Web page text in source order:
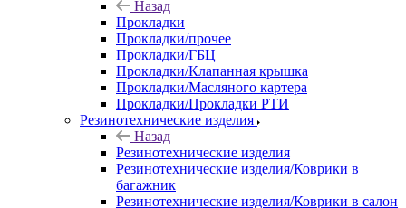
Назад
Прокладки
Прокладки/прочее
Прокладки/ГБЦ
Прокладки/Клапанная крышка
Прокладки/Масляного картера
Прокладки/Прокладки РТИ
Резинотехнические изделия
Назад
Резинотехнические изделия
Резинотехнические изделия/Коврики в
багажник
Резинотехнические изделия/Коврики в салон